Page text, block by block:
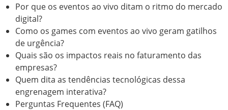
Por que os eventos ao vivo ditam o ritmo do mercado
digital?
Como os games com eventos ao vivo geram gatilhos
de urgência?
Quais são os impactos reais no faturamento das
empresas?
Quem dita as tendências tecnológicas dessa
engrenagem interativa?
Perguntas Frequentes (FAQ)